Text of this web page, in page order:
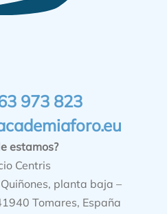
973 823
estamos?
Centris
planta baja –
Tomares, España